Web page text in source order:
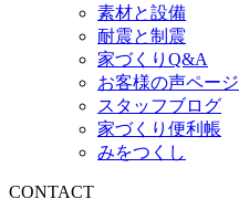
素材と設備
耐震と制震
家づくりQ&A
お客様の声ページ
スタッフブログ
家づくり便利帳
みをつくし
CONTACT